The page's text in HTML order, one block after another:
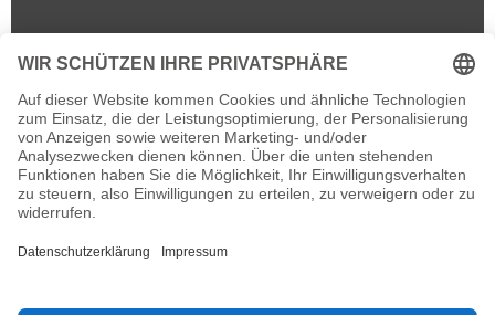
Rechtliches
Informationen
Newsletter